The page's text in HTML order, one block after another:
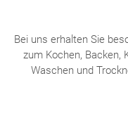
Bei uns erhalten Sie
zum Kochen, Backen,
Waschen und